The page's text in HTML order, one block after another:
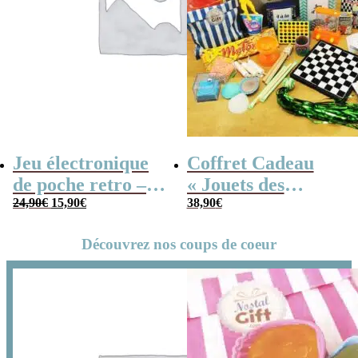
Jeu électronique
de poche retro –
Console vintage
24,90€ Le
24,90€.
15,90€Le
est :
15,90€.
Coffret Cadeau
« Jouets des
années 80 » –
38,90€
Découvrez nos coups de coeur